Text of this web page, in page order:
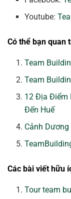
Youtube:
Có thể bạn quan
Team
Team
12 Địa Điểm
Đến Huế
Cảnh
Các bài viết hữu
Tour team